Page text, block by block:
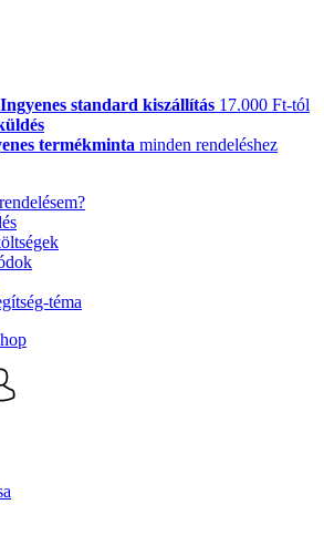
standard kiszállítás 17.000 Ft-tól
termékminta minden rendeléshez
téma